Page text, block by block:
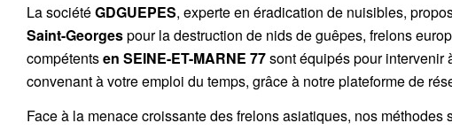
La sociétéGDGUEPES, experte en éradication de nuisibles,
Saint-Georgespour la destruction de nids de guêpes, frelons
compétentsen SEINE-ET-MARNE 77sont équipés pour intervenir
convenant à votre emploi du temps, grâce à notre plateforme de
Face à la menace croissante des frelons asiatiques, nos